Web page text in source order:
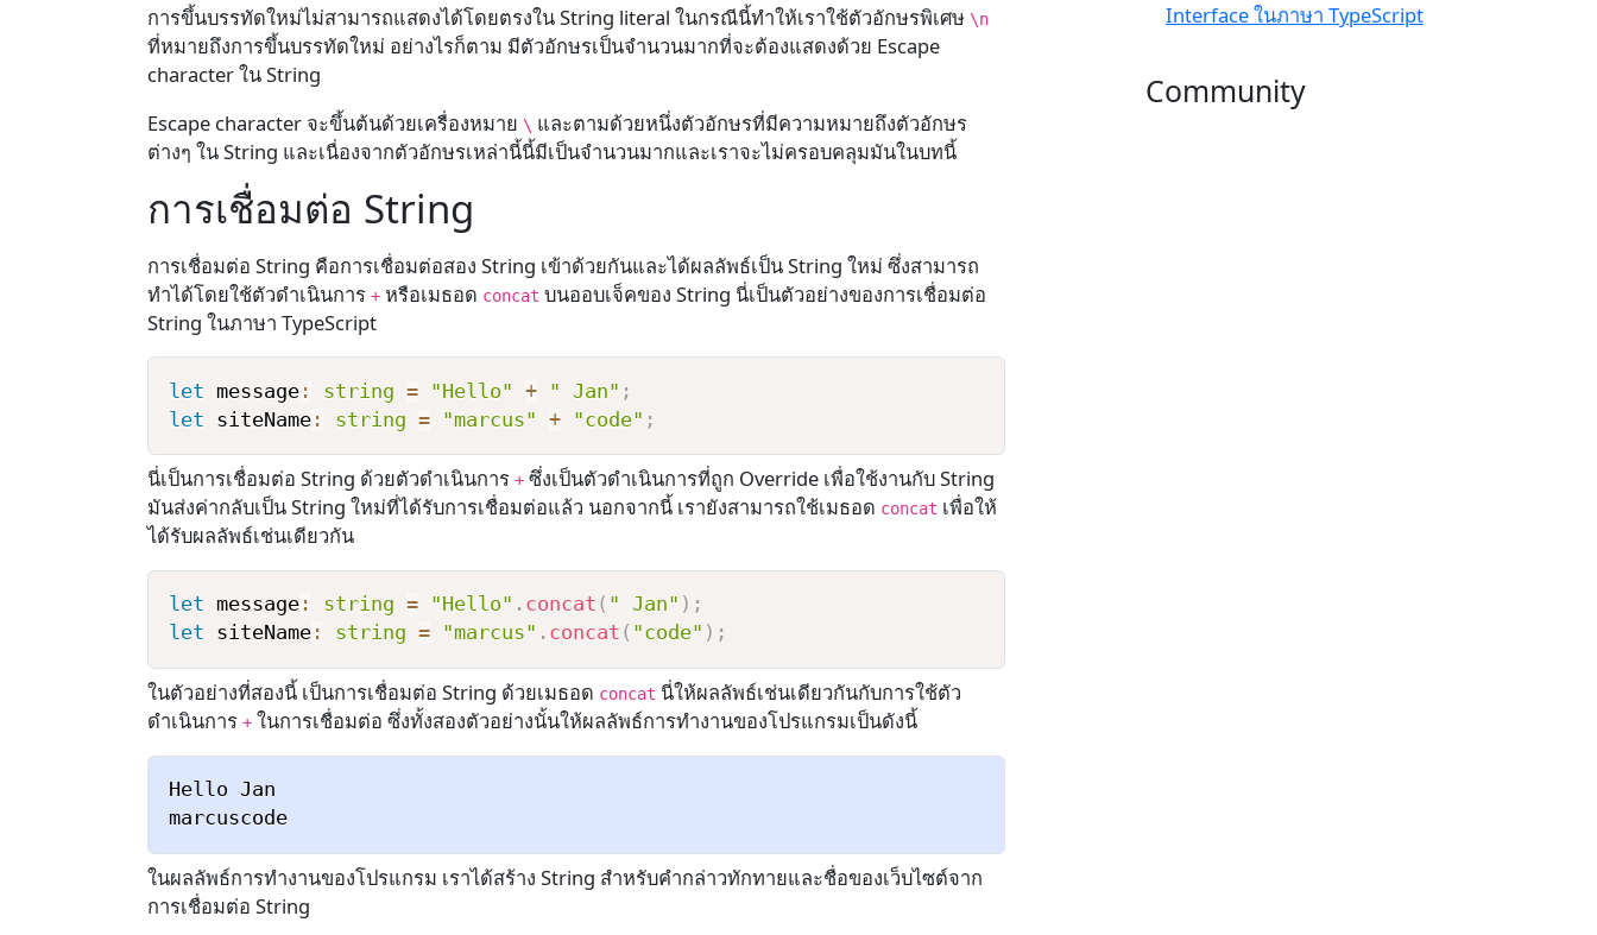
การขึ้นบรรทัดใหม่ไม่สามารถแสดงได้โดยตรงใน String literal ในกรณีนี้ทำให้เราใช้ตัวอักษรพิเศษ \n
ที่หมายถึงการขึ้นบรรทัดใหม่ อย่างไรก็ตาม มีตัวอักษรเป็นจำนวนมากที่จะต้องแสดงด้วย Escape
character ใน String
Escape character จะขึ้นต้นด้วยเครื่องหมาย \ และตามด้วยหนึ่งตัวอักษรที่มีความหมายถึงตัวอักษร
ต่างๆ ใน String และเนื่องจากตัวอักษรเหล่านี้นี้มีเป็นจำนวนมากและเราจะไม่ครอบคลุมมันในบทนี้
การเชื่อมต่อ String
การเชื่อมต่อ String คือการเชื่อมต่อสอง String เข้าด้วยกันและได้ผลลัพธ์เป็น String ใหม่ ซึ่งสามารถ
ทำได้โดยใช้ตัวดำเนินการ+ หรือเมธอด concat บนออบเจ็คของ String นี่เป็นตัวอย่างของการเชื่อมต่อ
String ในภาษา TypeScript
let message: string = "Hello" + " Jan" ;
let siteName: string = "marcus" + "code" ;
นี่เป็นการเชื่อมต่อ String ด้วยตัวดำเนินการ+ ซึ่งเป็นตัวดำเนินการที่ถูก Override เพื่อใช้งานกับ String
มันส่งค่ากลับเป็น String ใหม่ที่ได้รับการเชื่อมต่อแล้ว นอกจากนี้ เรายังสามารถใช้เมธอด concat เพื่อให้
ได้รับผลลัพธ์เช่นเดียวกัน
let message: string = "Hello" . concat ( " Jan" ) ;
let siteName: string = "marcus" . concat ( "code" ) ;
ในตัวอย่างที่สองนี้ เป็นการเชื่อมต่อ String ด้วยเมธอด concat นี่ให้ผลลัพธ์เช่นเดียวกันกับการใช้ตัว
ดำเนินการ+ ในการเชื่อมต่อ ซึ่งทั้งสองตัวอย่างนั้นให้ผลลัพธ์การทำงานของโปรแกรมเป็นดังนี้
Hello Jan
marcuscode
ในผลลัพธ์การทำงานของโปรแกรม เราได้สร้าง String สำหรับคำกล่าวทักทายและชื่อของเว็บไซต์จาก
การเชื่อมต่อ String
Interface ในภาษา TypeScript
Community